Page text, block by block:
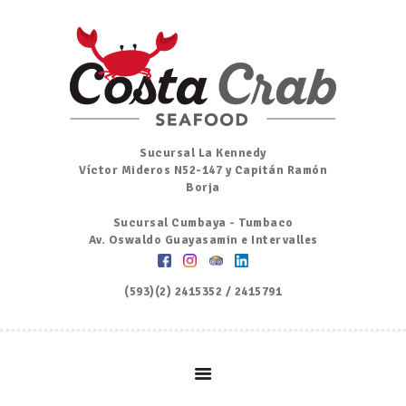
Sucursal La Kennedy
Víctor Mideros N52-147 y Capitán Ramón
Borja
Sucursal Cumbaya - Tumbaco
Av. Oswaldo Guayasamin e Intervalles
(593)(2) 2415352 / 2415791
Inicio
Nosotros
Menú
Ordena por Whatsapp
Promociones